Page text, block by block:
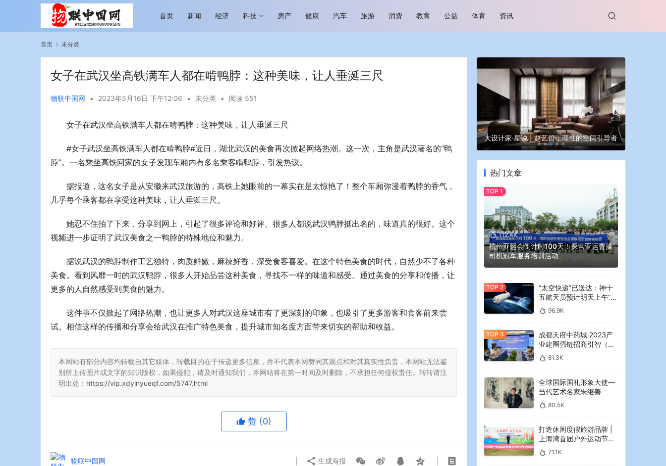
首页 新闻 经济 科技 房产 健康 汽车 旅游 消费 教育 公益 体育 资讯
首页 未分类
女子在武汉坐高铁满车人都在啃鸭脖：这种美味，让人垂涎三尺
物联中国网 • 2023年5月16日 下午12:06 • 未分类 • 阅读 551
女子在武汉坐高铁满车人都在啃鸭脖：这种美味，让人垂涎三尺
#女子武汉坐高铁满车人都在啃鸭脖#近日，湖北武汉的美食再次掀起网络热潮。这一次，主角是武汉著名的“鸭
脖”。一名乘坐高铁回家的女子发现车厢内有多名乘客啃鸭脖，引发热议。
据报道，这名女子是从安徽来武汉旅游的，高铁上她眼前的一幕实在是太惊艳了！整个车厢弥漫着鸭脖的香气，
几乎每个乘客都在享受这种美味，让人垂涎三尺。
她忍不住拍了下来，分享到网上，引起了很多评论和好评。很多人都说武汉鸭脖挺出名的，味道真的很好。这个
视频进一步证明了武汉美食之一鸭脖的特殊地位和魅力。
据说武汉的鸭脖制作工艺独特，肉质鲜嫩，麻辣鲜香，深受食客喜爱。在这个特色美食的时代，自然少不了各种
美食。看到风靡一时的武汉鸭脖，很多人开始品尝这种美食，寻找不一样的味道和感受。通过美食的分享和传播，让
更多的人自然感受到美食的魅力。
这件事不仅掀起了网络热潮，也让更多人对武汉这座城市有了更深刻的印象，也吸引了更多游客和食客前来尝
试。相信这样的传播和分享会给武汉在推广特色美食，提升城市知名度方面带来切实的帮助和收益。
本网站有部分内容均转载自其它媒体，转载目的在于传递更多信息，并不代表本网赞同其观点和对其真实性负责，本网站无法鉴
别所上传图片或文字的知识版权，如果侵犯，请及时通知我们，本网站将在第一时间及时删除，不承担任何侵权责任。转转请注
明出处： https://vip.xdyinyueqf.com/5747.html
赞 (0)
物联中国网 生成海报
越览山河 纵情逐梦 新帕拉丁听风之旅即日
今年旅游市场进入恢复发展快车道 向“新”而
大设计家·星说 | 赵艺哲：理性的空间引导者
热门文章
112.4K
杭州亚运会倒计时100天！探营亚运曹操
司机冠军服务培训活动
“太空快递”已送达：神十
五航天员预计明天上午“拆
快递”96.9K
成都天府中药城·2023产
业建圈强链招商引智（大
湾区）专场推介会在广州
举行
81.3K
全球国际国礼形象大使—
当代艺术名家朱继善
80.5K
打造休闲度假旅游品牌 |
上海湾首届户外运动节暨
2023年海湾红叶节启幕
71.1K